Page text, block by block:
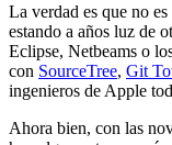
La verdad es que no
estando a años luz de
Eclipse, Netbeams o
con SourceTree, Git
ingenieros de Apple
Ahora bien, con las